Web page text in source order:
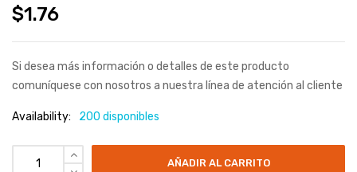
$1.76
Si desea más información o detalles de este producto
comuníquese con nosotros a nuestra línea de atención al cliente
Availability: 200 disponibles
AÑADIR AL CARRITO